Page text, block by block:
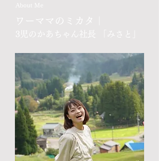
About Me
ワーママのミカタ｜
3児のかあちゃん社長 「みさと」